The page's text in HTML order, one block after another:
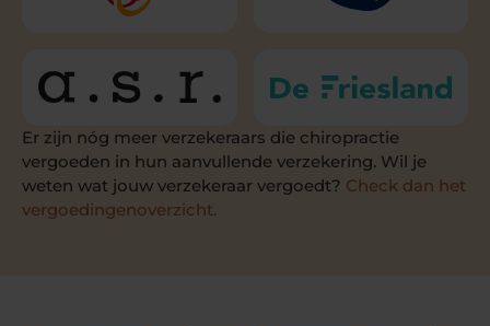
Er zijn nóg meer verzekeraars die chiropractie
vergoeden in hun aanvullende verzekering. Wil je
weten wat jouw verzekeraar vergoedt? Check dan het
vergoedingenoverzicht.